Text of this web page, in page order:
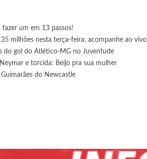
um em 13 passos!
milhões nesta terça-feira; acompanhe ao vivo
do gol do Atlético-MG no Juventude
e torcida: Beijo pra sua mulher
do Newcastle